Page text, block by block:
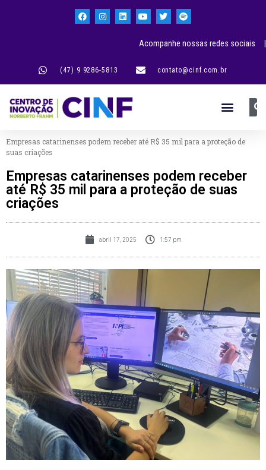
(47) 9 9286-5813 contato@cinf.com.br
Acompanhe nossas redes sociais |
Empresas catarinenses podem receber até R$ 35 mil para a proteção de
suas criações
Empresas catarinenses podem receber
até R$ 35 mil para a proteção de suas
criações
abril 17, 2025 1:57 pm